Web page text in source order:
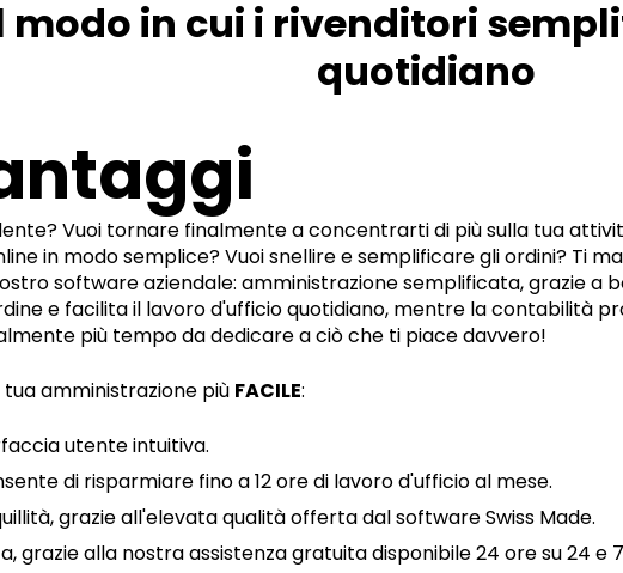
modo in cui i rivenditori
quotidiano
Vuoi tornare finalmente a concentrarti di più sulla tua
in modo semplice? Vuoi snellire e semplificare gli ordini? Ti
software aziendale: amministrazione semplificata, grazie a
e facilita il lavoro d'ufficio quotidiano, mentre la contabilità
più tempo da dedicare a ciò che ti piace davvero!
amministrazione più FACILE:
utente intuitiva.
di risparmiare fino a 12 ore di lavoro d'ufficio al mese.
grazie all'elevata qualità offerta dal software Swiss Made.
grazie alla nostra assistenza gratuita disponibile 24 ore su 24 e